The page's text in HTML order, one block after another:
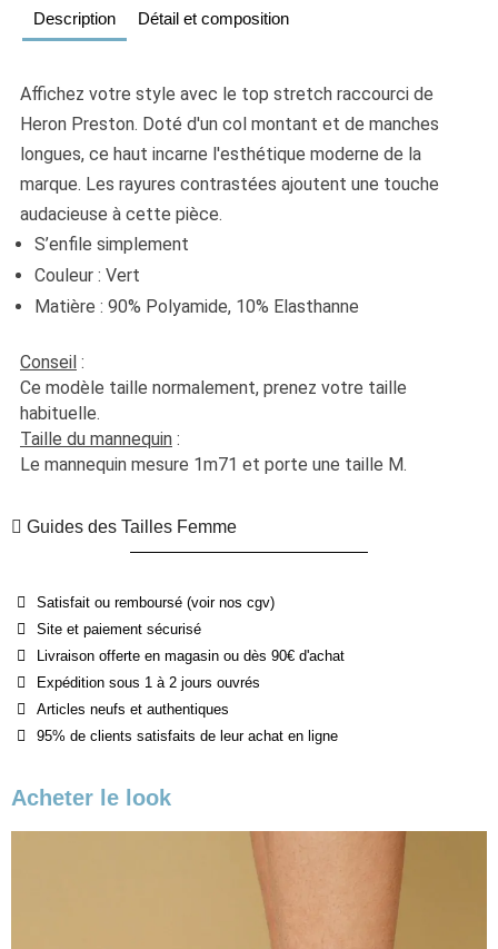
Description Détail et composition
Affichez votre style avec le top stretch raccourci de
Heron Preston. Doté d'un col montant et de manches
longues, ce haut incarne l'esthétique moderne de la
marque. Les rayures contrastées ajoutent une touche
audacieuse à cette pièce.
S’enfile simplement
Couleur : Vert
Matière : 90% Polyamide, 10% Elasthanne
Conseil :
Ce modèle taille normalement, prenez votre taille
habituelle.
Taille du mannequin :
Le mannequin mesure 1m71 et porte une taille M.
Guides des Tailles Femme
Satisfait ou remboursé (voir nos cgv)
Site et paiement sécurisé
Livraison offerte en magasin ou dès 90€ d'achat
Expédition sous 1 à 2 jours ouvrés
Articles neufs et authentiques
95% de clients satisfaits de leur achat en ligne
Acheter le look